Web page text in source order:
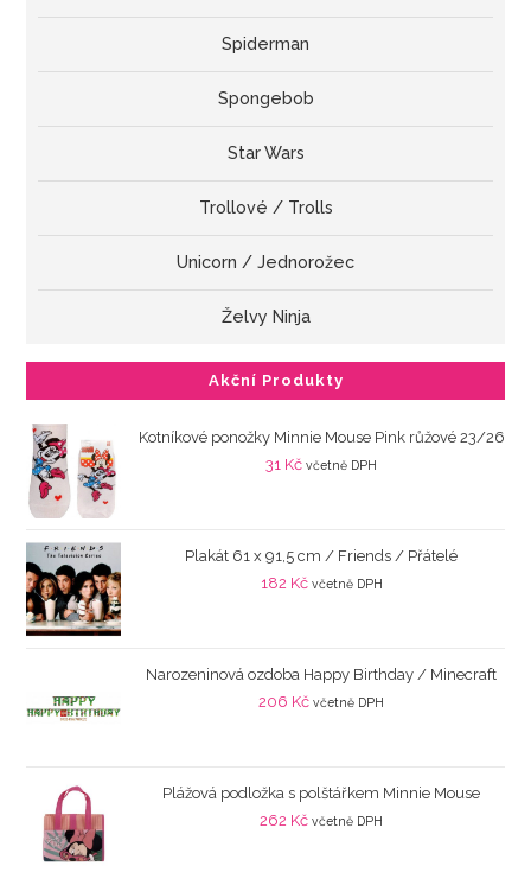
Spiderman
Spongebob
Star Wars
Trollové / Trolls
Unicorn / Jednorožec
Želvy Ninja
Akční Produkty
Kotníkové ponožky Minnie Mouse Pink růžové 23/26
31 Kč včetně DPH
Plakát 61 x 91,5 cm / Friends / Přátelé
182 Kč včetně DPH
Narozeninová ozdoba Happy Birthday / Minecraft
206 Kč včetně DPH
Plážová podložka s polštářkem Minnie Mouse
262 Kč včetně DPH